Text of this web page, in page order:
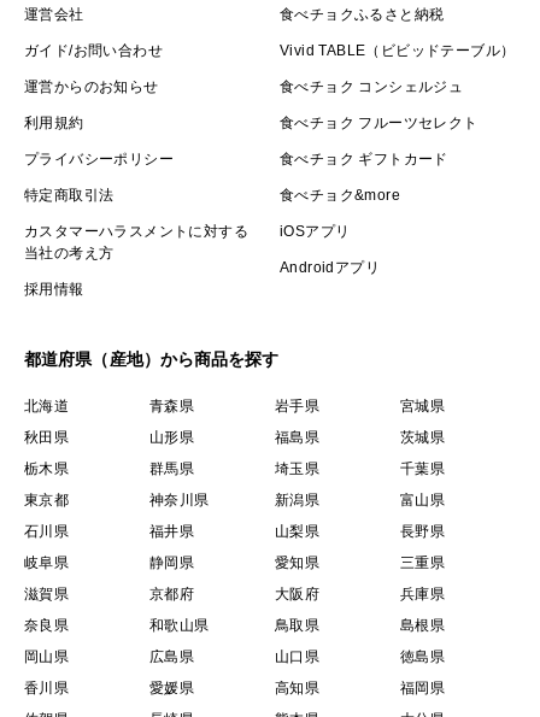
運営会社
ガイド/お問い合わせ
運営からのお知らせ
利用規約
プライバシーポリシー
特定商取引法
カスタマーハラスメントに対する
当社の考え方
採用情報
食べチョクふるさと納税
Vivid TABLE（ビビッドテーブル）
食べチョク コンシェルジュ
食べチョク フルーツセレクト
食べチョク ギフトカード
食べチョク&more
iOSアプリ
Androidアプリ
都道府県（産地）から商品を探す
北海道 青森県 岩手県
宮城県
秋田県
山形県 福島県
茨城県
栃木県
群馬県 埼玉県
千葉県
東京都
神奈川県 新潟県
富山県
石川県
福井県 山梨県
長野県
岐阜県
静岡県 愛知県
三重県
滋賀県
京都府 大阪府
兵庫県
奈良県
和歌山県 鳥取県
島根県
岡山県
広島県 山口県
徳島県
香川県
愛媛県 高知県
福岡県